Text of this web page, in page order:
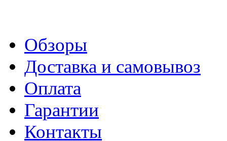
Обзоры
Доставка и самовывоз
Оплата
Гарантии
Контакты